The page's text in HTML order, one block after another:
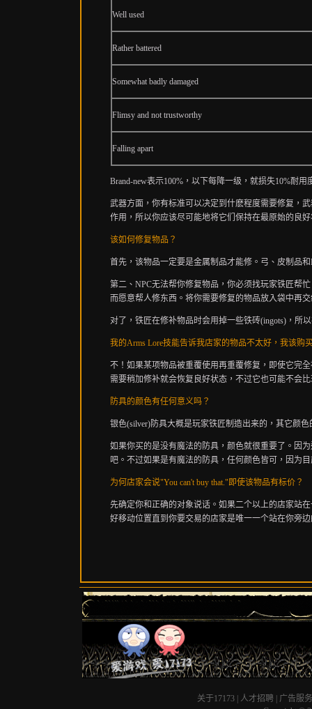
Well used
Rather battered
Somewhat badly damaged
Flimsy and not trustworthy
Falling apart
Brand-new表示100%，以下每降一级，就损失10%耐
武器方面，你有标准可以决定到什麽程度需要修复，
作用，所以你应该尽可能地将它们保持在最原始的良
该如何修复物品？
首先，该物品一定要是金属制品才能修。弓、皮制品和
第二、NPC无法帮你修复物品，你必须找玩家铁匠帮
而愿意帮人修东西。将你需要修复的物品放入袋中再
对了，铁匠在修补物品时会用掉一些铁砖(ingots)，所
我的Arms Lore技能告诉我店家的物品不太好，我该购
不！如果某项物品被重覆使用再重覆修复，即使它完
需要稍加修补就会恢复良好状态，不过它也可能不会
防具的颜色有任何意义吗？
银色(silver)防具大概是玩家铁匠制造出来的，其它颜
如果你买的是没有魔法的防具，颜色就很重要了。因
吧。不过如果是有魔法的防具，任何颜色皆可，因为
为何店家会说"You can't buy that."即使该物品有标价？
先确定你和正确的对象说话。如果二个以上的店家站
好移动位置直到你要交易的店家是唯一一个站在你旁
关于17173 人才招聘
广告服务